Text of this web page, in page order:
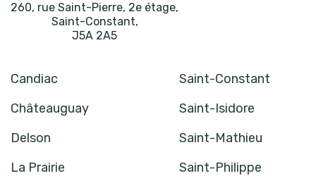
260, rue Saint-Pierre, 2e étage,
Saint-Constant,
J5A 2A5
Candiac
Saint-Constant
Châteauguay
Saint-Isidore
Delson
Saint-Mathieu
La Prairie
Saint-Philippe